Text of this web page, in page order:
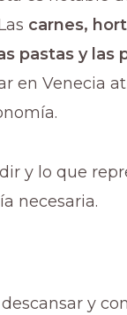
carnes,
pastas y las
en Venecia
y lo que
necesaria.
y